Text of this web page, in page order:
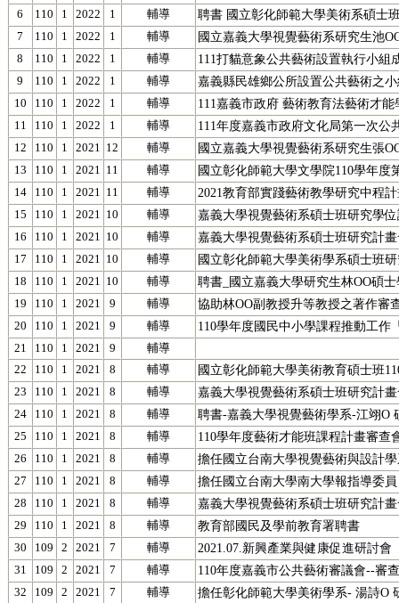
6 110 1 2022 1 輔導 聘書 國立彰化師範大學美術系碩士
7 110 1 2022 1 輔導 國立嘉義大學視覺藝術系研究生池
8 110 1 2022 1 輔導 111打貓意象公共藝術設置執行小組
9 110 1 2022 1 輔導 嘉義縣民雄鄉公所設置公共藝術之
10 110 1 2022 1 輔導 111嘉義市政府 藝術教育法藝術才
11 110 1 2022 1 輔導 111年度嘉義市政府文化局第一次公
12 110 1 2021 12 輔導 國立嘉義大學視覺藝術系研究生張
13 110 1 2021 11 輔導 國立彰化師範大學文學院110學年度
14 110 1 2021 11 輔導 2021教育部實踐藝術教學研究中程
15 110 1 2021 10 輔導 嘉義大學視覺藝術系碩士班研究學
16 110 1 2021 10 輔導 嘉義大學視覺藝術系碩士班研究計
17 110 1 2021 10 輔導 國立彰化師範大學美術學系碩士班
18 110 1 2021 10 輔導 聘書_國立嘉義大學研究生林OO碩
19 110 1 2021 9 輔導 協助林OO副教授升等教授之著作審
20 110 1 2021 9 輔導 110學年度國民中小學課程推動工
21 110 1 2021 9
輔導
22
110 1 2021 8 輔導 國立彰化師範大學美術教育碩士班
23 110 1 2021 8 輔導 嘉義大學視覺藝術系碩士班研究計
24 110 1 2021 8 輔導 聘書-嘉義大學視覺藝術學系-江翊O
25 110 1 2021 8 輔導 110學年度藝術才能班課程計畫審查
26 110 1 2021 8 輔導 擔任國立台南大學視覺藝術與設計
27 110 1 2021 8 輔導 擔任國立台南大學南大學報指導委員
28 110 1 2021 8 輔導 嘉義大學視覺藝術系碩士班研究計
29 110 1 2021 8 輔導 教育部國民及學前教育署聘書
30 109 2 2021 7 輔導 2021.07.新興產業與健康促進研討會
31 109 2 2021 7 輔導 110年度嘉義市公共藝術審議會--審
32 109 2 2021 7 輔導 擔任彰化師範大學美術學系- 湯詩O